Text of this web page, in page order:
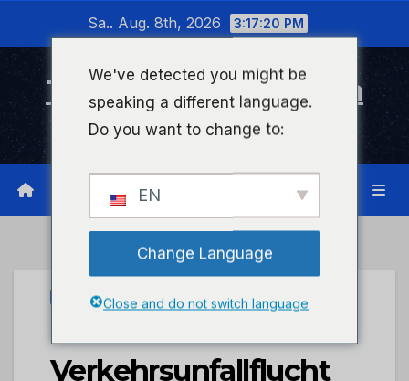
wechseln
Sa.. Aug. 8th, 2026 3:17:20 PM
Timeline Bad Kreuznach
Infonetzwerk für Bad Kreuznach
UNCATEGORIZED
POL-PDNR:
Verkehrsunfallflucht
We've detected you might be
speaking a different language.
Do you want to change to:
EN
Change Language
Close and do not switch language